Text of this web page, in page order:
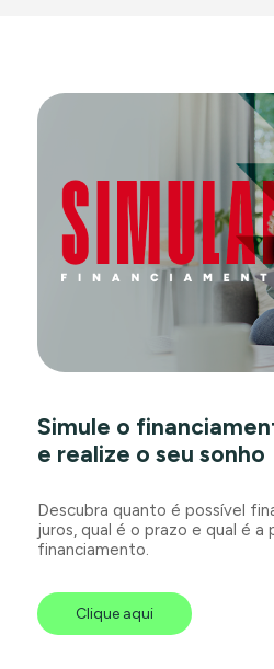
Simule o
e realize o seu sonho
Descubra quanto é possível
juros, qual é o prazo e qual é a
financiamento.
Clique aqui